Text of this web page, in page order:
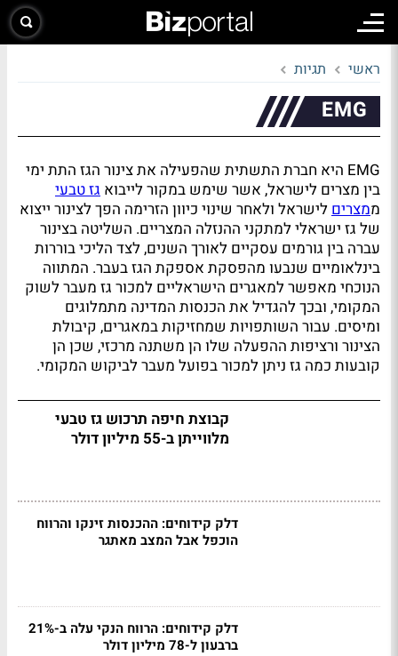
ראשי תגיות
EMG
EMG היא חברת התשתית שהפעילה את צינור הגז התת ימי
בין מצרים לישראל, אשר שימש במקור לייבוא גז טבעי
ממצריםלישראל ולאחר שינוי כיוון הזרימה הפך לצינור ייצוא
של גז ישראלי למתקני ההנזלה המצריים. השליטה בצינור
עברה בין גורמים עסקיים לאורך השנים, לצד הליכי בוררות
בינלאומיים שנבעו מהפסקת אספקת הגז בעבר. המתווה
הנוכחי מאפשר למאגרים הישראליים למכור גז מעבר לשוק
המקומי, ובכך להגדיל את הכנסות המדינה מתמלוגים
ומיסים. עבור השותפויות שמחזיקות במאגרים, קיבולת
הצינור ורציפות ההפעלה שלו הן משתנה מרכזי, שכן הן
קובעות כמה גז ניתן למכור בפועל מעבר לביקוש המקומי.
קבוצת חיפה תרכוש גז טבעי
מלווייתן ב-55 מיליון דולר
דלק קידוחים: ההכנסות זינקו והרווח
הוכפל אבל המצב מאתגר
דלק קידוחים: הרווח הנקי עלה ב-21%
ברבעון ל-78 מיליון דולר